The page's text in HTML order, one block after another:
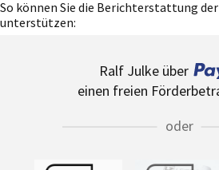
So können Sie die Berichterstattung
unterstützen:
Ralf Julke über
einen freien
oder